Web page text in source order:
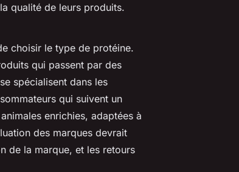
qualité de leurs produits.
choisir le type de protéine.
qui passent par des
spécialisent dans les
qui suivent un
enrichies, adaptées à
des marques devrait
de la marque, et les retours